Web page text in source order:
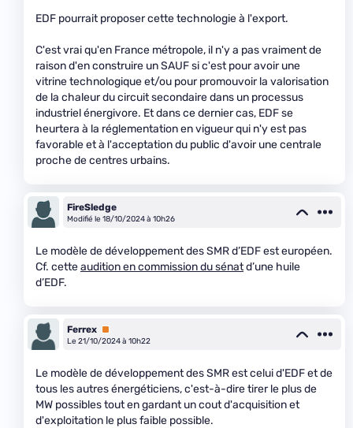
EDF pourrait proposer cette technologie à l'export.
C'est vrai qu'en France métropole, il n'y a pas vraiment de
raison d'en construire un SAUF si c'est pour avoir une
vitrine technologique et/ou pour promouvoir la valorisation
de la chaleur du circuit secondaire dans un processus
industriel énergivore. Et dans ce dernier cas, EDF se
heurtera à la réglementation en vigueur qui n'y est pas
favorable et à l'acceptation du public d'avoir une centrale
proche de centres urbains.
FireSledge
Modifié le 18/10/2024 à 10h26
Le modèle de développement des SMR d’EDF est européen.
Cf. cetteaudition en commission du sénatd’une huile
d’EDF.
Ferrex Premium
Le 21/10/2024 à 10h22
Le modèle de développement des SMR est celui d'EDF et de
tous les autres énergéticiens, c'est-à-dire tirer le plus de
MW possibles tout en gardant un cout d'acquisition et
d'exploitation le plus faible possible.